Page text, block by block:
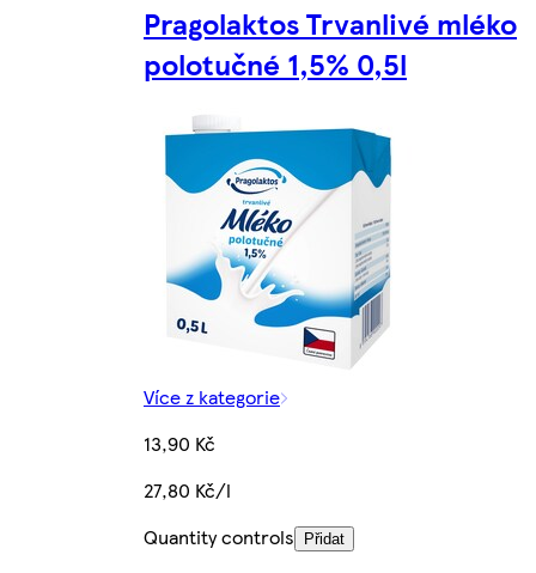
Pragolaktos Trvanlivé mléko
polotučné 1,5% 0,5l
Více z kategorie
13,90 Kč
27,80 Kč/l
Quantity controls
Přidat